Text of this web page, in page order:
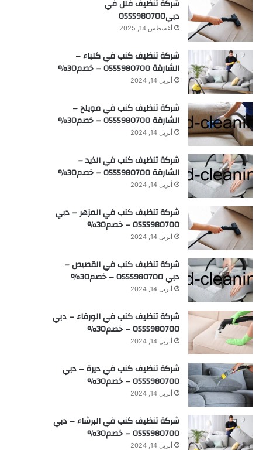
شركة تنظيف فلل في
دبي0555980700
أغسطس 14, 2025
شركة تنظيف كنب في كلباء –
الشارقة 0555980700 – خصم30%
أبريل 14, 2024
شركة تنظيف كنب في مويلح –
الشارقة 0555980700 – خصم30%
أبريل 14, 2024
شركة تنظيف كنب في الذيد –
الشارقة 0555980700 – خصم30%
أبريل 14, 2024
شركة تنظيف كنب في المزهر – دبي
0555980700 – خصم30%
أبريل 14, 2024
شركة تنظيف كنب في القصيص –
دبي 0555980700 – خصم30%
أبريل 14, 2024
شركة تنظيف كنب في الورقاء – دبي
0555980700 – خصم30%
أبريل 14, 2024
شركة تنظيف كنب في ديرة – دبي
0555980700 – خصم30%
أبريل 14, 2024
شركة تنظيف كنب في البرشاء – دبي
0555980700 – خصم30%
أبريل 14, 2024